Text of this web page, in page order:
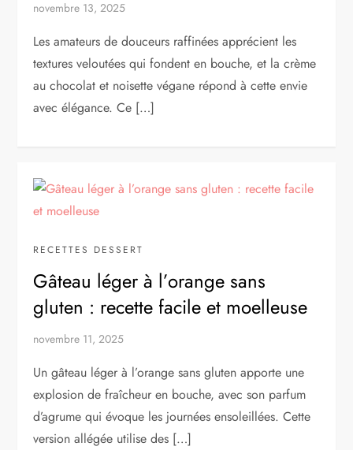
novembre 13, 2025
Les amateurs de douceurs raffinées apprécient les
textures veloutées qui fondent en bouche, et la crème
au chocolat et noisette végane répond à cette envie
avec élégance. Ce […]
RECETTES DESSERT
Gâteau léger à l’orange sans
gluten : recette facile et moelleuse
novembre 11, 2025
Un gâteau léger à l’orange sans gluten apporte une
explosion de fraîcheur en bouche, avec son parfum
d’agrume qui évoque les journées ensoleillées. Cette
version allégée utilise des […]